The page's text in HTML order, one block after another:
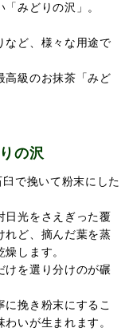
みどりの沢」。
など、様々な用途で
高級のお抹茶「みど
の沢
で挽いて粉末にした
日光をさえぎった覆
れど、摘んだ葉を蒸
します。
けを選り分けのが碾
挽き粉末にするこ
いが生まれます。